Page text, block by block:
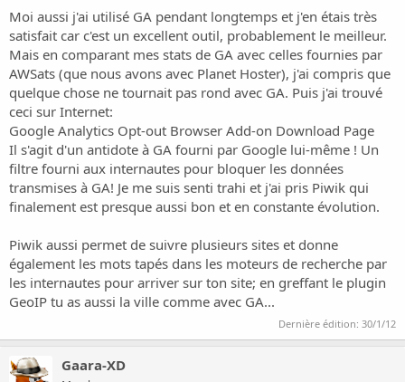
Moi aussi j'ai utilisé GA pendant longtemps et j'en étais très
satisfait car c'est un excellent outil, probablement le meilleur.
Mais en comparant mes stats de GA avec celles fournies par
AWSats (que nous avons avec Planet Hoster), j'ai compris que
quelque chose ne tournait pas rond avec GA. Puis j'ai trouvé
ceci sur Internet:
Google Analytics Opt-out Browser Add-on Download Page
Il s'agit d'un antidote à GA fourni par Google lui-même ! Un
filtre fourni aux internautes pour bloquer les données
transmises à GA! Je me suis senti trahi et j'ai pris Piwik qui
finalement est presque aussi bon et en constante évolution.
Piwik aussi permet de suivre plusieurs sites et donne
également les mots tapés dans les moteurs de recherche par
les internautes pour arriver sur ton site; en greffant le plugin
GeoIP tu as aussi la ville comme avec GA...
Dernière édition: 30/1/12
Gaara-XD